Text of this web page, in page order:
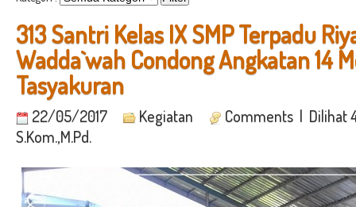
313 Santri Kelas IX SMP Terpadu
Wadda`wah Condong Angkatan 14
Tasyakuran
22/05/2017 Kegiatan Comments | Dilihat
S.Kom.,M.Pd.